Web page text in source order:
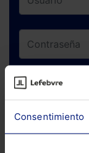
Consentimiento